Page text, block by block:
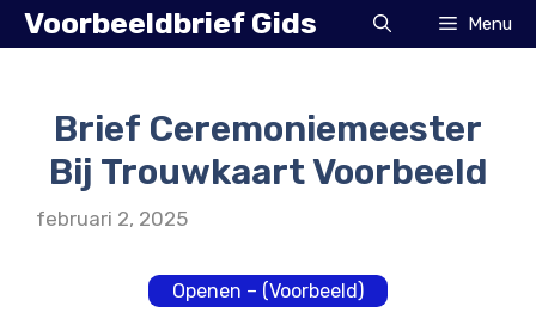
Ga
naar
Voorbeeldbrief Gids Menu
Brief Ceremoniemeester
Bij Trouwkaart Voorbeeld
februari 2, 2025
Openen – (Voorbeeld)